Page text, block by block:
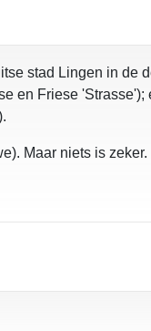
stad Lingen in de
en Friese 'Strasse');
Maar niets is zeker.